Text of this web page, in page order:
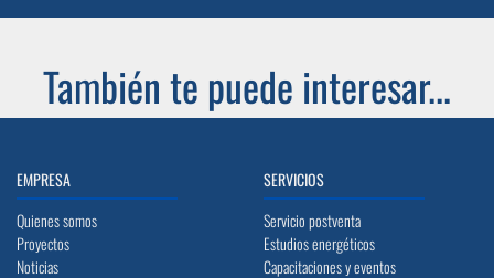
También te puede interesar...
EMPRESA
Quienes somos
Proyectos
Noticias
SERVICIOS
Servicio postventa
Estudios energéticos
Capacitaciones y eventos